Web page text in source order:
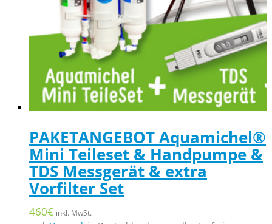
PAKETANGEBOT Aquamichel®
Mini Teileset & Handpumpe &
TDS Messgerät & extra
Vorfilter Set
460€ inkl. MwSt.